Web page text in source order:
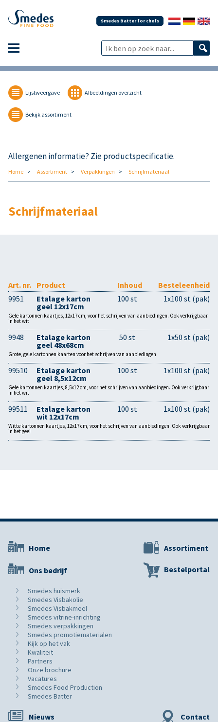
Smedes Batter for chefs
Lijstweergave Afbeeldingen overzicht
Bekijk assortiment
Allergenen informatie? Zie productspecificatie.
Home Assortiment Verpakkingen Schrijfmateriaal
Schrijfmateriaal
Art. nr. Product Inhoud
Besteleenheid
9951
Etalage karton
geel 12x17cm
100 st 1x100 st (pak)
Gele kartonnen kaartjes, 12x17 cm, voor het schrijven van aanbiedingen. Ook verkrijgbaar
in het wit
9948
Etalage karton
geel 48x68cm
50 st 1x50 st (pak)
Grote, gele kartonnen kaarten voor het schrijven van aanbiedingen
99510
Etalage karton
geel 8,5x12cm
100 st 1x100 st (pak)
Gele kartonnen kaartjes, 8,5x12 cm, voor het schrijven van aanbiedingen. Ook verkrijgbaar
in het wit
99511
Etalage karton
wit 12x17cm
100 st 1x100 st (pak)
Witte kartonnen kaartjes, 12x17 cm, voor het schrijven van aanbiedingen. Ook verkrijgbaar
in het geel
Home
Ons bedrijf
Smedes huismerk
Smedes Visbakolie
Smedes Visbakmeel
Smedes vitrine-inrichting
Smedes verpakkingen
Smedes promotiematerialen
Kijk op het vak
Kwaliteit
Partners
Onze brochure
Vacatures
Smedes Food Production
Smedes Batter
Assortiment
Bestelportal
Nieuws Contact